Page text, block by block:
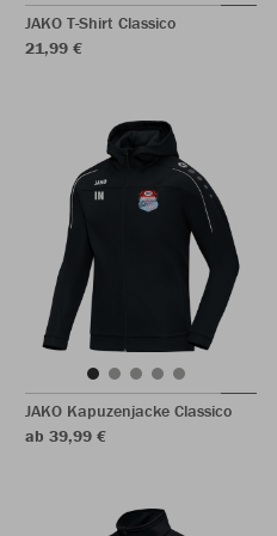
JAKO T-Shirt Classico
21,99 €
JAKO Kapuzenjacke Classico
ab 39,99 €